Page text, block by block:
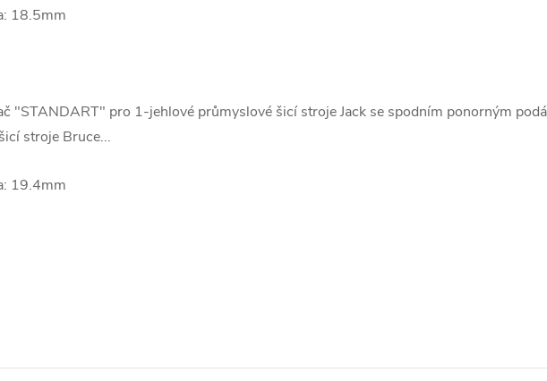
18.5mm
"STANDART" pro 1-jehlové průmyslové šicí stroje Jack se spodním ponorným
stroje Bruce...
19.4mm